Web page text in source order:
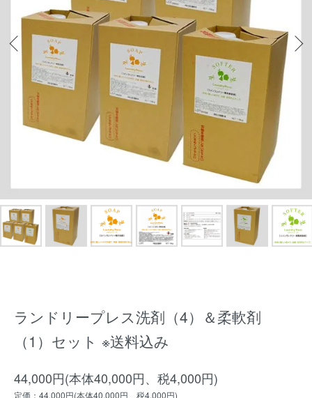
ランドリープレス洗剤（4）＆柔軟剤
（1）セット ※送料込み
44,000円(本体40,000円、税4,000円)
定価：44,000円(本体40,000円、税4,000円)